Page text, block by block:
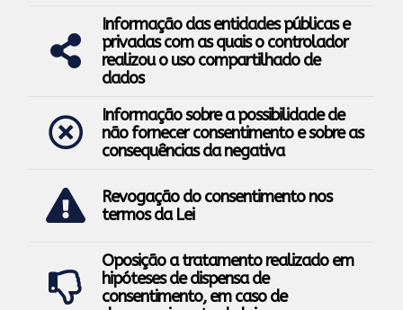
Informação das entidades públicas e
privadas com as quais o controlador
realizou o uso compartilhado de
dados
Informação sobre a possibilidade de
não fornecer consentimento e sobre as
consequências da negativa
Revogação do consentimento nos
termos da Lei
Oposição a tratamento realizado em
hipóteses de dispensa de
consentimento, em caso de